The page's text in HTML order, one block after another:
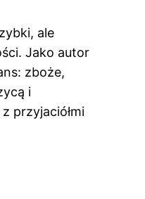
ale
Jako autor
zboże,
i
przyjaciółmi